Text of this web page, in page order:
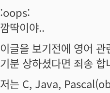
:oops:
깜딱이야..
이글을 보기전에 영어
기분 상하셨다면 죄송 합
저는 C, Java,